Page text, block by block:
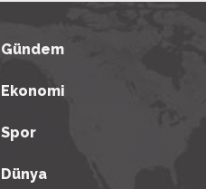
Gündem
Ekonomi
Spor
Dünya